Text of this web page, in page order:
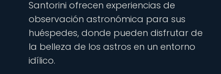
Santorini ofrecen experiencias de
observación astronómica para sus
huéspedes, donde pueden disfrutar de
la belleza de los astros en un entorno
idílico.